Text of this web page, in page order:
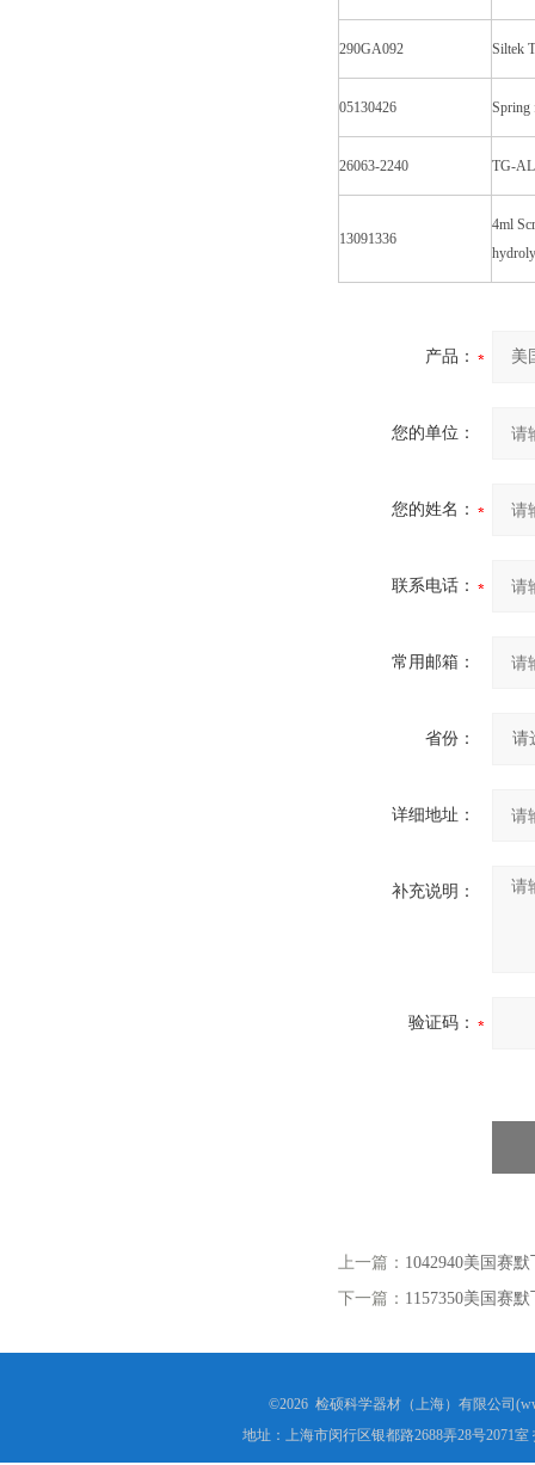
290GA092 Siltek
05130426 Spring
26063-2240 TG-
13091336
4ml
产品：
您的单位：
您的姓名：
联系电话：
常用邮箱：
省份：
详细地址：
补充说明：
验证码：
上一篇： 1042940美国赛
下一篇： 1157350美国赛
©2026 检硕科学器材（上海）有限公司
地址：上海市闵行区银都路2688弄28号2071室